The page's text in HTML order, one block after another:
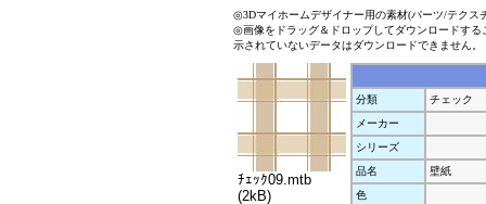
◎3Dマイホームデザイナー用の素材(パーツ/テクス
◎画像をドラッグ＆ドロップしてダウンロードす
示されていないデータはダウンロードできません。
ﾁｪｯｸ09.mtb
(2kB)
分類
チェック
メーカー
シリーズ
品名
壁紙
色